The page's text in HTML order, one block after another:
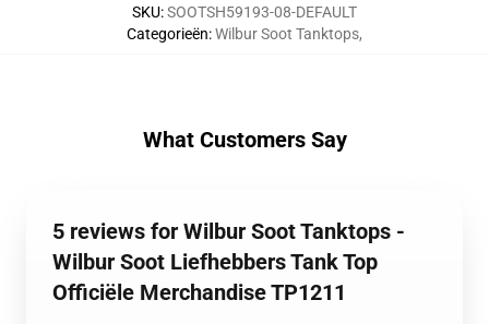
SKU:SOOTSH59193-08-DEFAULT
Categorieën:Wilbur Soot Tanktops,
What Customers Say
5 reviews for Wilbur Soot Tanktops -
Wilbur Soot Liefhebbers Tank Top
Officiële Merchandise TP1211